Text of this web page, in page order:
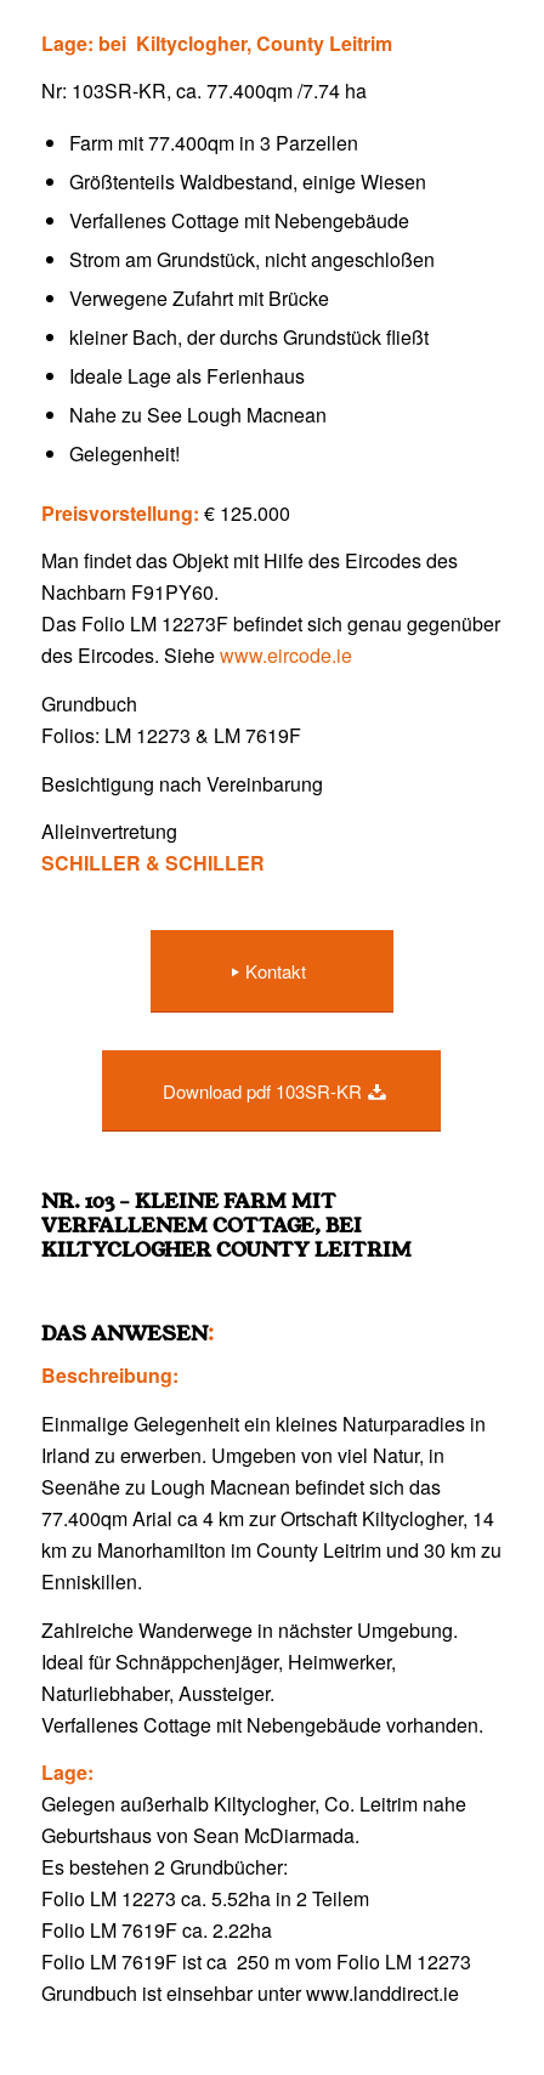
NR. 103 – KLEINE FARM MIT
VERFALLENEM COTTAGE, BEI
KILTYCLOGHER COUNTY LEITRIM
DAS ANWESEN:
Beschreibung:
Einmalige Gelegenheit ein kleines Naturparadies in
Irland zu erwerben. Umgeben von viel Natur, in
Seenähe zu Lough Macnean befindet sich das
77.400qm Arial ca 4 km zur Ortschaft Kiltyclogher, 14
km zu Manorhamilton im County Leitrim und 30 km zu
Enniskillen.
Zahlreiche Wanderwege in nächster Umgebung.
Ideal für Schnäppchenjäger, Heimwerker,
Naturliebhaber, Aussteiger.
Verfallenes Cottage mit Nebengebäude vorhanden.
Lage:
Gelegen außerhalb Kiltyclogher, Co. Leitrim nahe
Geburtshaus von Sean McDiarmada.
Es bestehen 2 Grundbücher:
Folio LM 12273 ca. 5.52ha in 2 Teilem
Folio LM 7619F ca. 2.22ha
Folio LM 7619F ist ca 250 m vom Folio LM 12273
Grundbuch ist einsehbar unter www.landdirect.ie
Lage: bei Kiltyclogher, County Leitrim
Nr: 103SR-KR, ca. 77.400qm /7.74 ha
Farm mit 77.400qm in 3 Parzellen
Größtenteils Waldbestand, einige Wiesen
Verfallenes Cottage mit Nebengebäude
Strom am Grundstück, nicht angeschloßen
Verwegene Zufahrt mit Brücke
kleiner Bach, der durchs Grundstück fließt
Ideale Lage als Ferienhaus
Nahe zu See Lough Macnean
Gelegenheit!
Preisvorstellung: € 125.000
Man findet das Objekt mit Hilfe des Eircodes des
Nachbarn F91PY60.
Das Folio LM 12273F befindet sich genau gegenüber
des Eircodes. Siehewww.eircode.ie
Grundbuch
Folios: LM 12273 & LM 7619F
Besichtigung nach Vereinbarung
Alleinvertretung
SCHILLER & SCHILLER
Kontakt
Download pdf 103SR-KR